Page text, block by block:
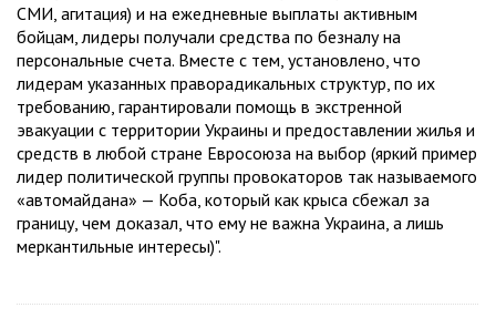
СМИ, агитация) и на ежедневные выплаты активным
бойцам, лидеры получали средства по безналу на
персональные счета. Вместе с тем, установлено, что
лидерам указанных праворадикальных структур, по их
требованию, гарантировали помощь в экстренной
эвакуации с территории Украины и предоставлении жилья и
средств в любой стране Евросоюза на выбор (яркий пример
лидер политической группы провокаторов так называемого
«автомайдана» — Коба, который как крыса сбежал за
границу, чем доказал, что ему не важна Украина, а лишь
меркантильные интересы)".